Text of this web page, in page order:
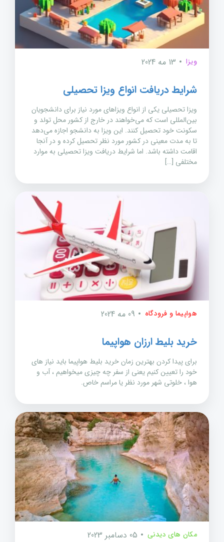
ویزا 13 مه 2024
شرایط دریافت انواع ویزا تحصیلی
ویزا تحصیلی یکی از انواع ویزاهای مورد نیاز برای دانشجویان
بین‌المللی است که می‌خواهند در خارج از کشور محل تولد و
سکونت خود تحصیل کنند. این ویزا به دانشجو اجازه می‌دهد
تا به مدت معینی در کشور مورد نظر تحصیل کرده و در آنجا
اقامت داشته باشد. اما شرایط دریافت ویزا تحصیلی به موارد
مختلفی […]
هواپیما و فرودگاه 09 مه 2024
خرید بلیط ارزان هواپیما
برای پیدا کردن بهترین زمان خرید بلیط هواپیما باید نیاز های
خود را تعیین کنیم یعنی از سفر چه چیزی میخواهیم ، آب و
هوا ، خلوتی شهر مورد نظر یا مراسم خاص.
مکان های دیدنی 05 دسامبر 2023